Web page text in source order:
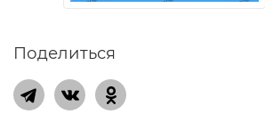
Поделиться